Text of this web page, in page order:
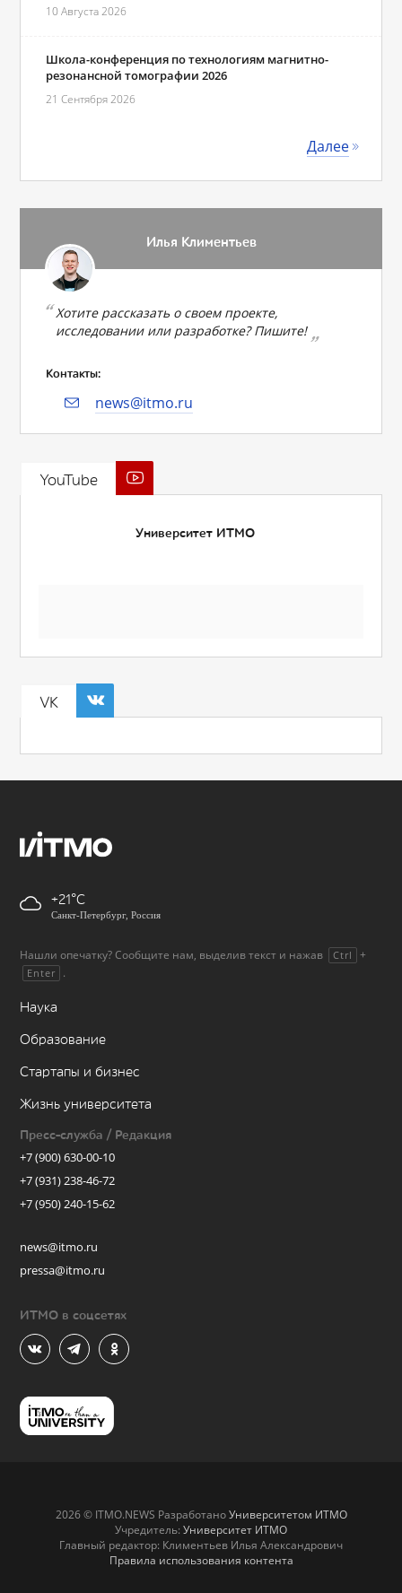
10 Августа 2026
Школа-конференция по технологиям магнитно-
резонансной томографии 2026
21 Сентября 2026
Далее
Илья Климентьев
Хотите рассказать о своем проекте,
исследовании или разработке? Пишите!
Контакты:
news@itmo.ru
YouTube
Университет ИТМО
VK
+21
Санкт-Петербург, Россия
Нашли опечатку? Сообщите нам, выделив текст и нажав Ctrl +
Enter .
Наука
Образование
Стартапы и бизнес
Жизнь университета
Пресс-служба / Редакция
+7 (900) 630-00-10
+7 (931) 238-46-72
+7 (950) 240-15-62
news@itmo.ru
pressa@itmo.ru
ИТМО в соцсетях
2026 © ITMO.NEWS РазработаноУниверситетом ИТМО
Учредитель: Университет ИТМО
Главный редактор: Климентьев Илья Александрович
Правила использования контента